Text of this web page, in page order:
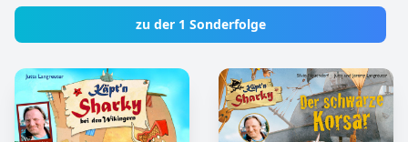
zu der 1 Sonderfolge